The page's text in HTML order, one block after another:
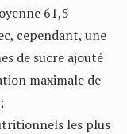
61,5
cependant, une
de sucre ajouté
maximale de
les plus